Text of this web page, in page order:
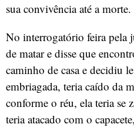
sua convivência até a morte.
No interrogatório feira pela
de matar e disse que
caminho de casa e decidiu
embriagada, teria caído da
conforme o réu, ela teria se
teria atacado com o